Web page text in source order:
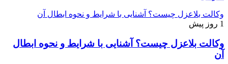
وکالت بلاعزل چیست؟ آشنایی با شرایط و نحوه ابطال آن
1 روز پیش
وکالت بلاعزل چیست؟ آشنایی با شرایط و نحوه ابطال
آن